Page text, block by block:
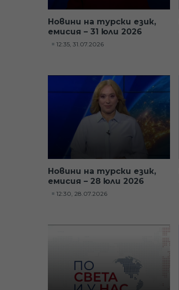
Новини на турски език,
емисия – 31 юли 2026
12:35, 31.07.2026
Новини на турски език,
емисия – 28 юли 2026
12:30, 28.07.2026